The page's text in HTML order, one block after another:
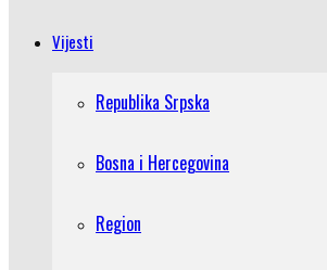
Vijesti
Republika Srpska
Bosna i Hercegovina
Region